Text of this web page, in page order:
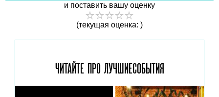
и поставить вашу оценку
(текущая оценка: )
ЧИТАЙТЕ ПРО ЛУЧШИЕСОБЫТИЯ